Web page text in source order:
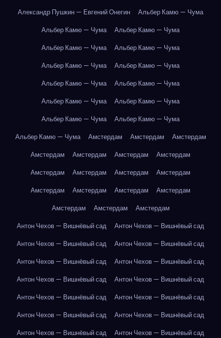
Александр Пушкин — Евгений Онегин
Альбер Камю — Чума
Альбер Камю — Чума
Альбер Камю — Чума
Альбер Камю — Чума
Альбер Камю — Чума
Альбер Камю — Чума
Альбер Камю — Чума
Альбер Камю — Чума
Альбер Камю — Чума
Альбер Камю — Чума
Альбер Камю — Чума
Альбер Камю — Чума
Альбер Камю — Чума
Альбер Камю — Чума
Амстердам Амстердам
Амстердам
Амстердам
Амстердам Амстердам
Амстердам
Амстердам
Амстердам Амстердам
Амстердам
Амстердам
Амстердам Амстердам
Амстердам
Амстердам
Амстердам
Амстердам
Антон Чехов — Вишнёвый сад
Антон Чехов — Вишнёвый сад
Антон Чехов — Вишнёвый сад
Антон Чехов — Вишнёвый сад
Антон Чехов — Вишнёвый сад
Антон Чехов — Вишнёвый сад
Антон Чехов — Вишнёвый сад
Антон Чехов — Вишнёвый сад
Антон Чехов — Вишнёвый сад
Антон Чехов — Вишнёвый сад
Антон Чехов — Вишнёвый сад
Антон Чехов — Вишнёвый сад
Антон Чехов — Вишнёвый сад
Антон Чехов — Вишнёвый сад